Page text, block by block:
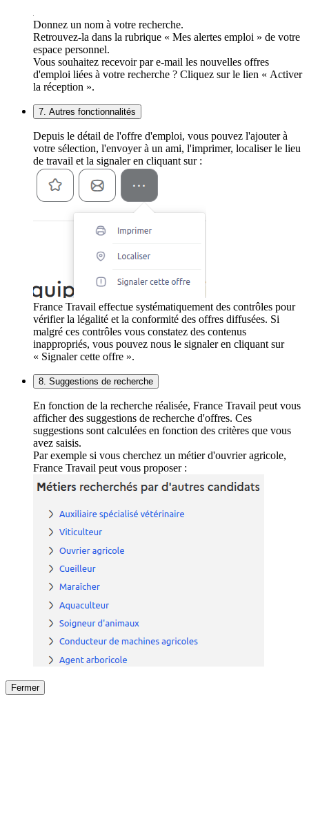
Donnez un nom à votre recherche.
Retrouvez-la dans la rubrique « Mes alertes emploi » de votre
espace personnel.
Vous souhaitez recevoir par e-mail les nouvelles offres
d'emploi liées à votre recherche ? Cliquez sur le lien « Activer
la réception ».
7. Autres fonctionnalités
Depuis le détail de l'offre d'emploi, vous pouvez l'ajouter à
votre sélection, l'envoyer à un ami, l'imprimer, localiser le lieu
de travail et la signaler en cliquant sur :
France Travail effectue systématiquement des contrôles pour
vérifier la légalité et la conformité des offres diffusées. Si
malgré ces contrôles vous constatez des contenus
inappropriés, vous pouvez nous le signaler en cliquant sur
« Signaler cette offre ».
8. Suggestions de recherche
En fonction de la recherche réalisée, France Travail peut vous
afficher des suggestions de recherche d'offres. Ces
suggestions sont calculées en fonction des critères que vous
avez saisis.
Par exemple si vous cherchez un métier d'ouvrier agricole,
France Travail peut vous proposer :
Fermer